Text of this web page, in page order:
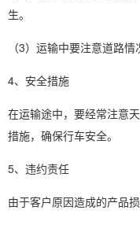
生。
（3）运输中要注意道路
4、安全措施
在运输途中，要经常注意
措施，确保行车安全。
5、违约责任
由于客户原因造成的产品